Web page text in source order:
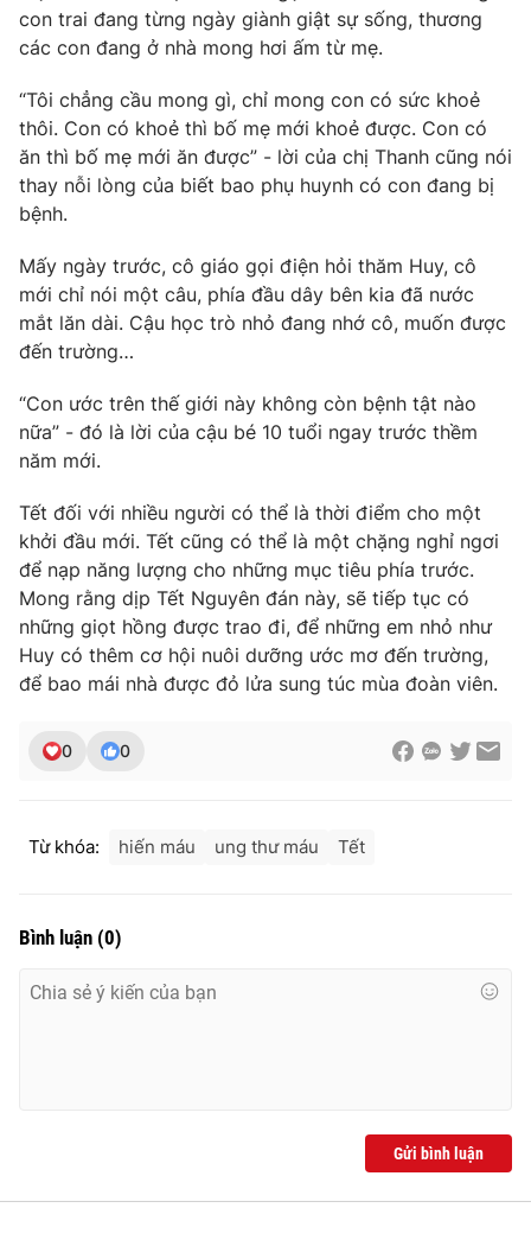
con trai đang từng ngày giành giật sự sống, thương
các con đang ở nhà mong hơi ấm từ mẹ.
“Tôi chẳng cầu mong gì, chỉ mong con có sức khoẻ
thôi. Con có khoẻ thì bố mẹ mới khoẻ được. Con có
ăn thì bố mẹ mới ăn được” - lời của chị Thanh cũng nói
thay nỗi lòng của biết bao phụ huynh có con đang bị
bệnh.
Mấy ngày trước, cô giáo gọi điện hỏi thăm Huy, cô
mới chỉ nói một câu, phía đầu dây bên kia đã nước
mắt lăn dài. Cậu học trò nhỏ đang nhớ cô, muốn được
đến trường…
“Con ước trên thế giới này không còn bệnh tật nào
nữa” - đó là lời của cậu bé 10 tuổi ngay trước thềm
năm mới.
Tết đối với nhiều người có thể là thời điểm cho một
khởi đầu mới. Tết cũng có thể là một chặng nghỉ ngơi
để nạp năng lượng cho những mục tiêu phía trước.
Mong rằng dịp Tết Nguyên đán này, sẽ tiếp tục có
những giọt hồng được trao đi, để những em nhỏ như
Huy có thêm cơ hội nuôi dưỡng ước mơ đến trường,
để bao mái nhà được đỏ lửa sung túc mùa đoàn viên.
0 0
Từ khóa: hiến máu ung thư máu Tết
Bình luận (0)
Gửi bình luận